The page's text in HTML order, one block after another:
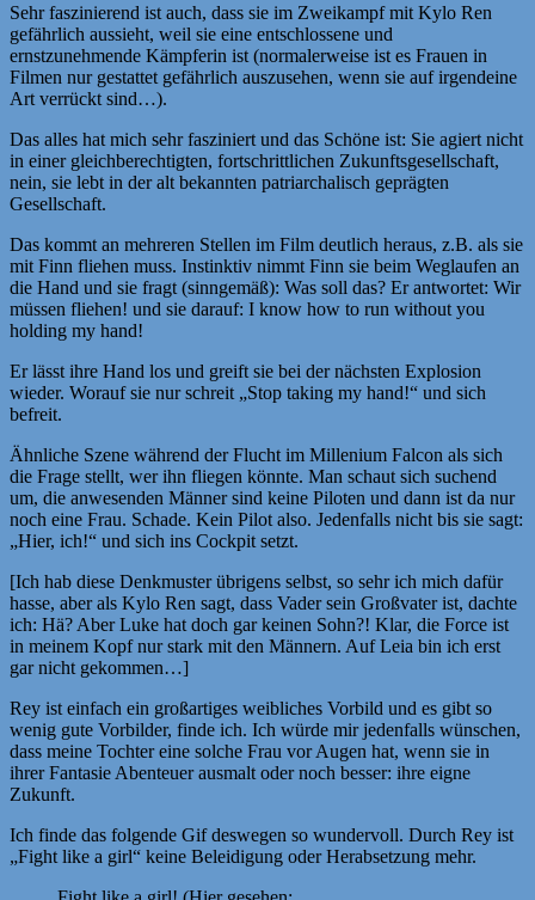
Sehr faszinierend ist auch, dass sie im Zweikampf mit Kylo Ren
gefährlich aussieht, weil sie eine entschlossene und
ernstzunehmende Kämpferin ist (normalerweise ist es Frauen in
Filmen nur gestattet gefährlich auszusehen, wenn sie auf irgendeine
Art verrückt sind…).
Das alles hat mich sehr fasziniert und das Schöne ist: Sie agiert nicht
in einer gleichberechtigten, fortschrittlichen Zukunftsgesellschaft,
nein, sie lebt in der alt bekannten patriarchalisch geprägten
Gesellschaft.
Das kommt an mehreren Stellen im Film deutlich heraus, z.B. als sie
mit Finn fliehen muss. Instinktiv nimmt Finn sie beim Weglaufen an
die Hand und sie fragt (sinngemäß): Was soll das? Er antwortet: Wir
müssen fliehen! und sie darauf: I know how to run without you
holding my hand!
Er lässt ihre Hand los und greift sie bei der nächsten Explosion
wieder. Worauf sie nur schreit „Stop taking my hand!“ und sich
befreit.
Ähnliche Szene während der Flucht im Millenium Falcon als sich
die Frage stellt, wer ihn fliegen könnte. Man schaut sich suchend
um, die anwesenden Männer sind keine Piloten und dann ist da nur
noch eine Frau. Schade. Kein Pilot also. Jedenfalls nicht bis sie sagt:
„Hier, ich!“ und sich ins Cockpit setzt.
[Ich hab diese Denkmuster übrigens selbst, so sehr ich mich dafür
hasse, aber als Kylo Ren sagt, dass Vader sein Großvater ist, dachte
ich: Hä? Aber Luke hat doch gar keinen Sohn?! Klar, die Force ist
in meinem Kopf nur stark mit den Männern. Auf Leia bin ich erst
gar nicht gekommen…]
Rey ist einfach ein großartiges weibliches Vorbild und es gibt so
wenig gute Vorbilder, finde ich. Ich würde mir jedenfalls wünschen,
dass meine Tochter eine solche Frau vor Augen hat, wenn sie in
ihrer Fantasie Abenteuer ausmalt oder noch besser: ihre eigne
Zukunft.
Ich finde das folgende Gif deswegen so wundervoll. Durch Rey ist
„Fight like a girl“ keine Beleidigung oder Herabsetzung mehr.